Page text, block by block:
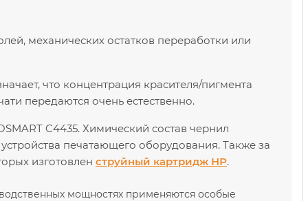
механических остатков переработки или
что концентрация красителя/пигмента
передаются очень естественно.
C4435. Химический состав чернил
печатающего оборудования. Также за
изготовлен струйный картридж НР.
мощностях применяются особые